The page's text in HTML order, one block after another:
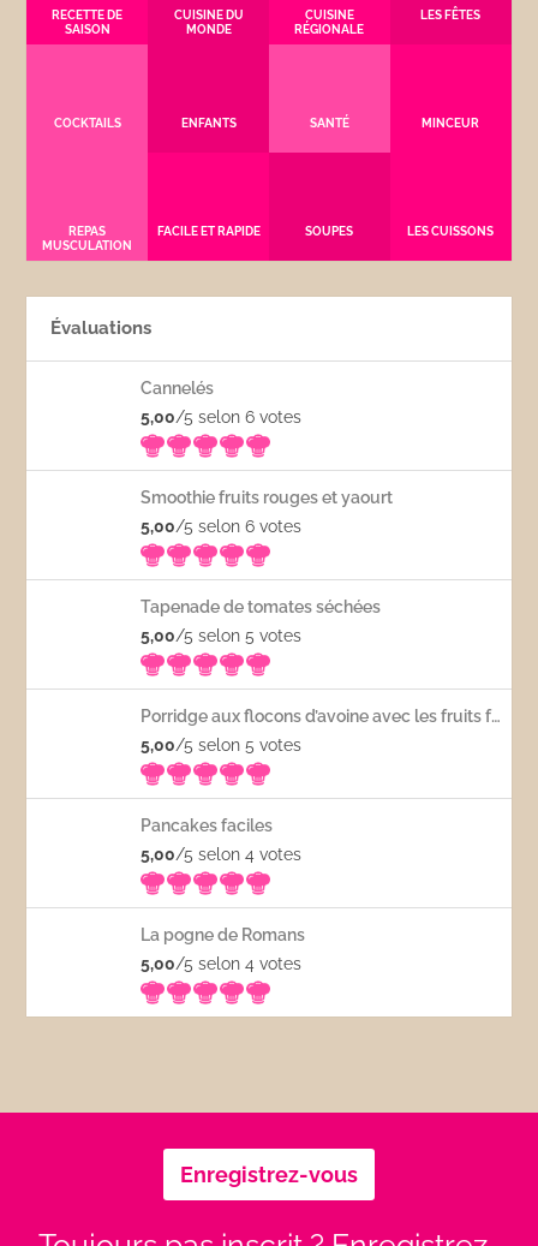
RECETTE DE
SAISON
CUISINE DU
MONDE
CUISINE
RÉGIONALE
LES FÊTES
COCKTAILS ENFANTS SANTÉ MINCEUR
REPAS
MUSCULATION
FACILE ET RAPIDE SOUPES LES CUISSONS
Évaluations
Cannelés
5,00/5 selon 6votes
Smoothie fruits rouges et yaourt
5,00/5 selon 6votes
Tapenade de tomates séchées
5,00/5 selon 5votes
Porridge aux flocons d’avoine avec les fruits frais
5,00/5 selon 5votes
Pancakes faciles
5,00/5 selon 4votes
La pogne de Romans
5,00/5 selon 4votes
Enregistrez-vous